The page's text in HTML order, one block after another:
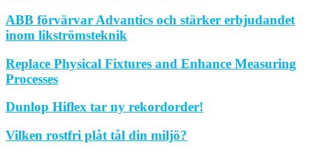
ABB förvärvar Advantics och stärker erbjudandet
inom likströmsteknik
Replace Physical Fixtures and Enhance Measuring
Processes
Dunlop Hiflex tar ny rekordorder!
Vilken rostfri plåt tål din miljö?